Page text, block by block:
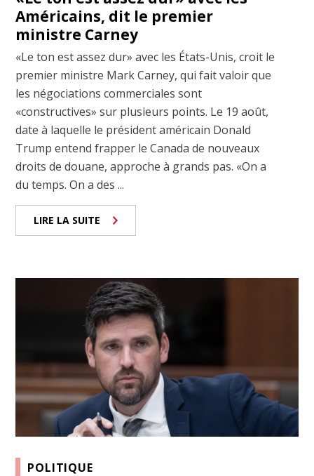
Américains, dit le premier
ministre Carney
«Le ton est assez dur» avec les États-Unis, croit le
premier ministre Mark Carney, qui fait valoir que
les négociations commerciales sont
«constructives» sur plusieurs points. Le 19 août,
date à laquelle le président américain Donald
Trump entend frapper le Canada de nouveaux
droits de douane, approche à grands pas. «On a
du temps. On a des ...
LIRE LA SUITE
POLITIQUE